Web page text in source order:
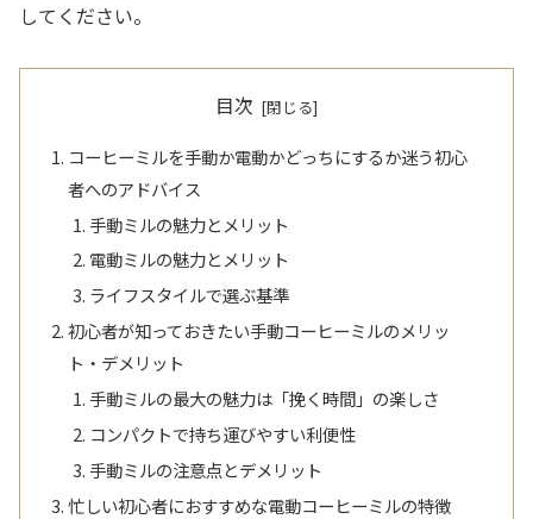
してください。
目次
コーヒーミルを手動か電動かどっちにするか迷う初心
者へのアドバイス
手動ミルの魅力とメリット
電動ミルの魅力とメリット
ライフスタイルで選ぶ基準
初心者が知っておきたい手動コーヒーミルのメリッ
ト・デメリット
手動ミルの最大の魅力は「挽く時間」の楽しさ
コンパクトで持ち運びやすい利便性
手動ミルの注意点とデメリット
忙しい初心者におすすめな電動コーヒーミルの特徴